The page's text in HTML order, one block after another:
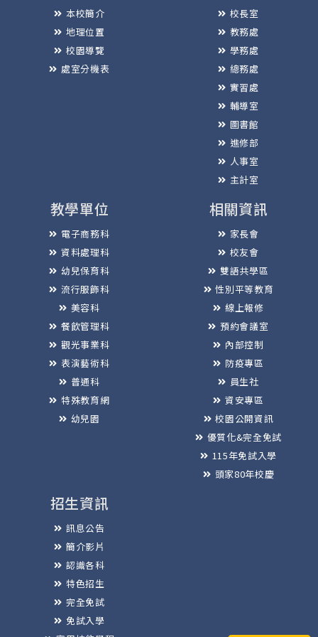
本校簡介
地理位置
校園導覽
處室分機表
校長室
教務處
學務處
總務處
實習處
輔導室
圖書館
進修部
人事室
主計室
教學單位
電子商務科
資料處理科
幼兒保育科
流行服飾科
美容科
餐飲管理科
觀光事業科
表演藝術科
普通科
特殊教育網
幼兒園
相關資訊
家長會
校友會
雙語共學區
性別平等教育
線上報修
預約會議室
內部控制
防疫專區
員生社
資安專區
校園公開資訊
優質化&完全免試
115年免試入學
頭家80年校慶
招生資訊
訊息公告
簡介影片
認識各科
特色招生
完全免試
免試入學